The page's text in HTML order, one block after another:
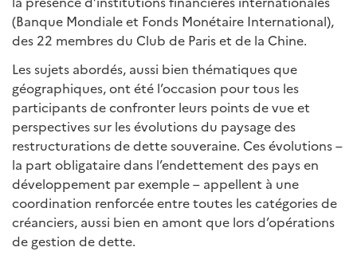
(Banque Mondiale et Fonds Monétaire International),
des 22 membres du Club de Paris et de la Chine.
Les sujets abordés, aussi bien thématiques que
géographiques, ont été l’occasion pour tous les
participants de confronter leurs points de vue et
perspectives sur les évolutions du paysage des
restructurations de dette souveraine. Ces évolutions –
la part obligataire dans l’endettement des pays en
développement par exemple – appellent à une
coordination renforcée entre toutes les catégories de
créanciers, aussi bien en amont que lors d’opérations
de gestion de dette.